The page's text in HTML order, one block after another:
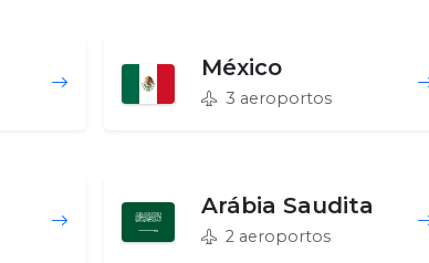
México
3 aeroportos
Arábia Saudita
2 aeroportos